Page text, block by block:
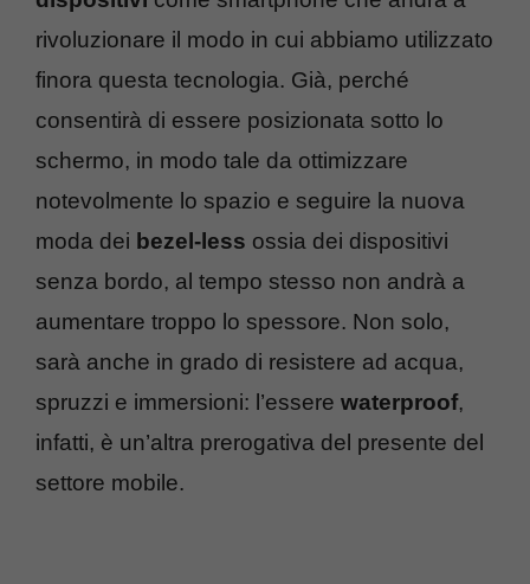
rivoluzionare il modo in cui abbiamo utilizzato
finora questa tecnologia. Già, perché
consentirà di essere posizionata sotto lo
schermo, in modo tale da ottimizzare
notevolmente lo spazio e seguire la nuova
moda dei bezel-less ossia dei dispositivi
senza bordo, al tempo stesso non andrà a
aumentare troppo lo spessore. Non solo,
sarà anche in grado di resistere ad acqua,
spruzzi e immersioni: l’essere waterproof,
infatti, è un’altra prerogativa del presente del
settore mobile.